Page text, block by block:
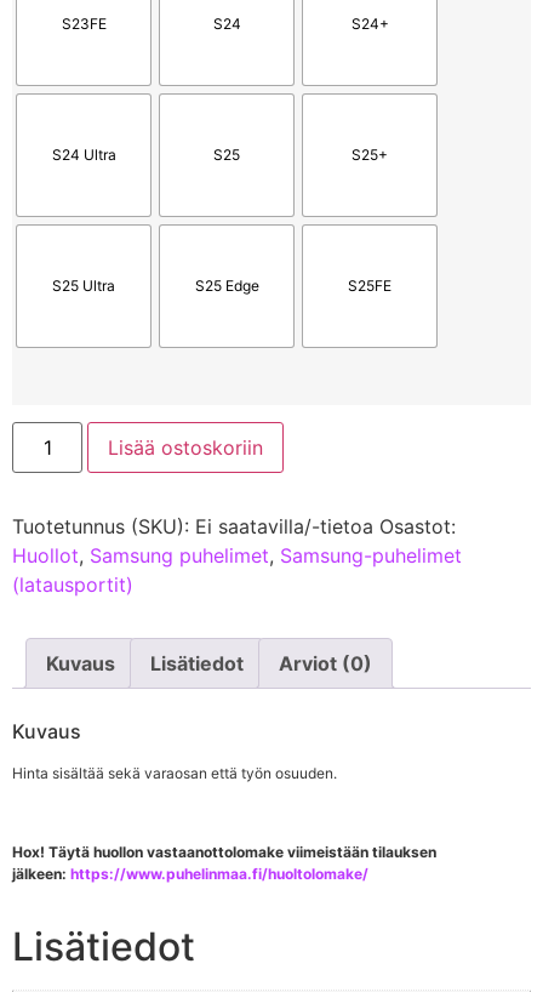
S23FE S24 S24+
S24 Ultra S25 S25+
S25 Ultra S25 Edge S25FE
Lisää ostoskoriin
Tuotetunnus (SKU): Ei saatavilla/-tietoa Osastot:
Huollot, Samsung puhelimet, Samsung-puhelimet
(latausportit)
Kuvaus Lisätiedot Arviot (0)
Kuvaus
Hinta sisältää sekä varaosan että työn osuuden.
Hox! Täytä huollon vastaanottolomake viimeistään tilauksen
jälkeen: https://www.puhelinmaa.fi/huoltolomake/
Lisätiedot